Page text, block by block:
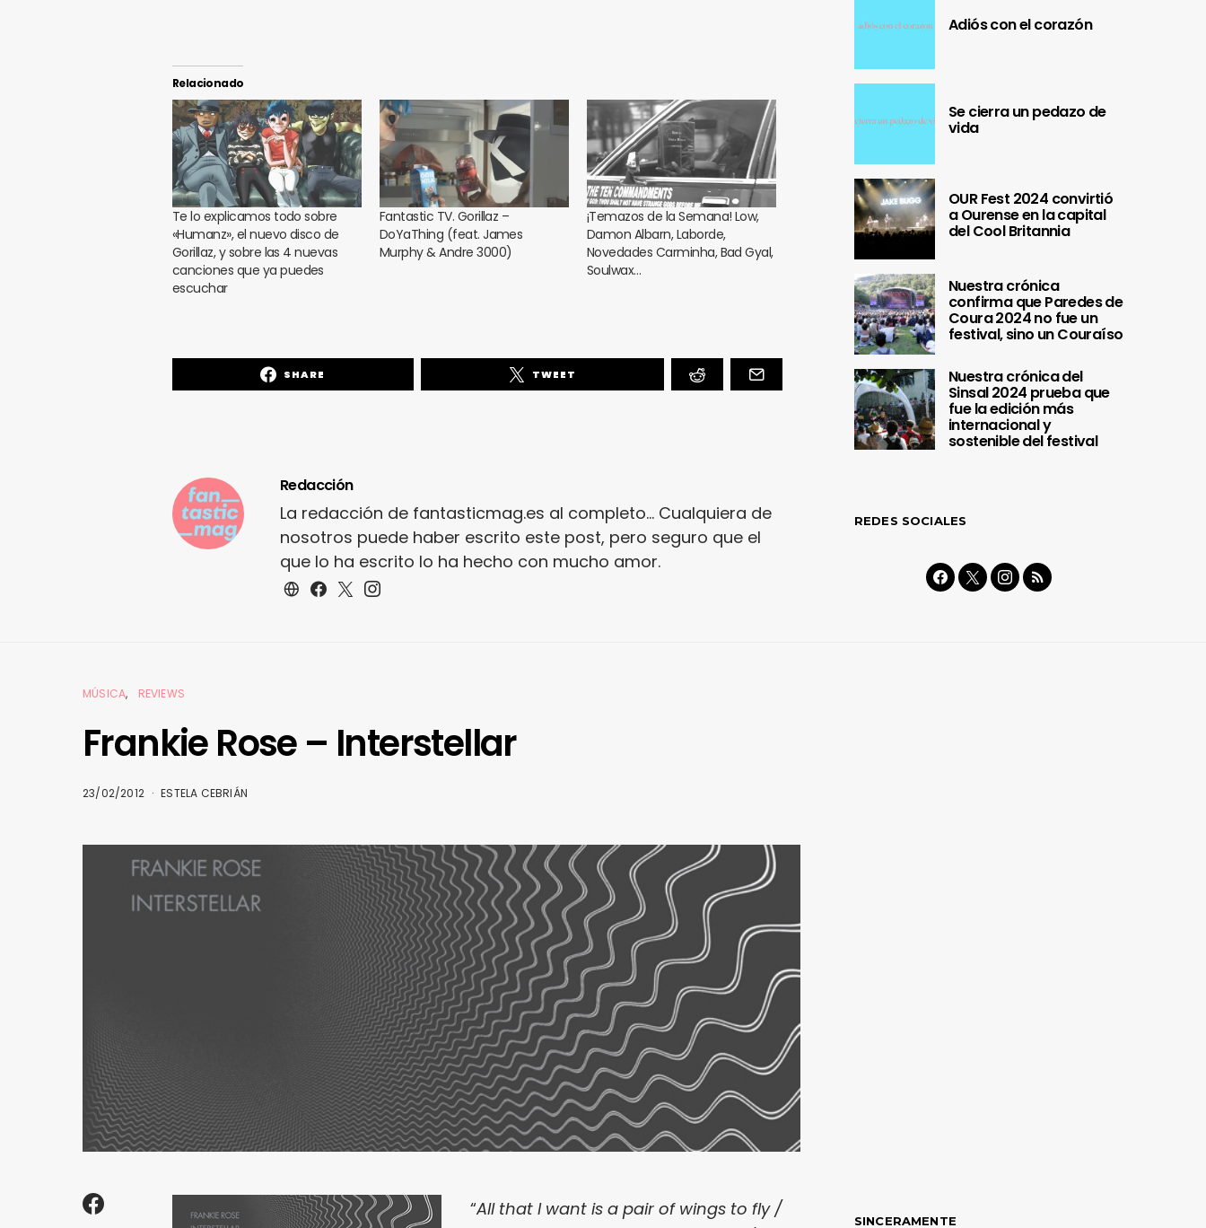
Relacionado
Te lo explicamos todo sobre
«Humanz», el nuevo disco de
Gorillaz, y sobre las 4 nuevas
canciones que ya puedes
escuchar
Fantastic TV. Gorillaz –
DoYaThing (feat. James
Murphy & Andre 3000)
¡Temazos de la Semana! Low,
Damon Albarn, Laborde,
Novedades Carminha, Bad Gyal,
Soulwax…
SHARE TWEET
Redacción
La redacción de fantasticmag.es al completo... Cualquiera de
nosotros puede haber escrito este post, pero seguro que el
que lo ha escrito lo ha hecho con mucho amor.
Adiós con el corazón
Se cierra un pedazo de
vida
OUR Fest 2024 convirtió
a Ourense en la capital
del Cool Britannia
Nuestra crónica
confirma que Paredes de
Coura 2024 no fue un
festival, sino un Couraíso
Nuestra crónica del
Sinsal 2024 prueba que
fue la edición más
internacional y
sostenible del festival
REDES SOCIALES
MÚSICA REVIEWS
Frankie Rose – Interstellar
23/02/2012 ESTELA CEBRIÁN
“All that I want is a pair of wings to fly /
SINCERAMENTE